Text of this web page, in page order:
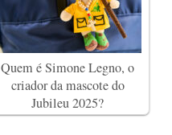
Quem é Simone Legno, o
criador da mascote do
Jubileu 2025?